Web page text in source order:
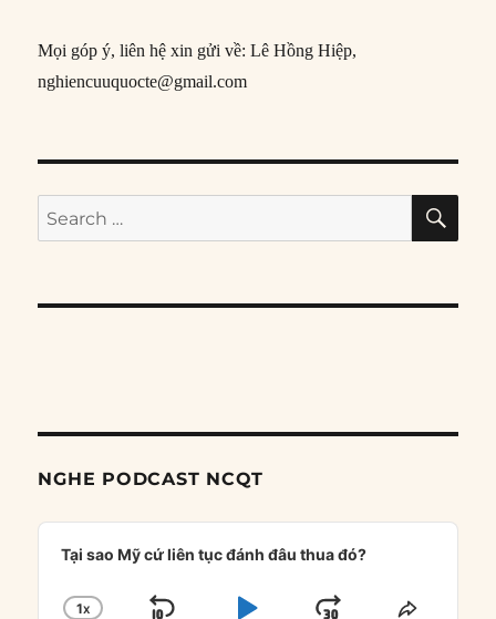
Mọi góp ý, liên hệ xin gửi về: Lê Hồng Hiệp,
nghiencuuquocte@gmail.com
Search
for:
NGHE PODCAST NCQT
Audio
Player
Tại sao Mỹ cứ liên tục đánh đâu thua đó?
1X